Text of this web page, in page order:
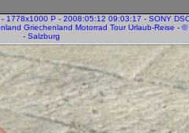
1778x1000 P - 2008:05:12 09:03:17 - SONY
Griechenland Motorrad Tour Urlaub-Reise - ©
- Salzburg